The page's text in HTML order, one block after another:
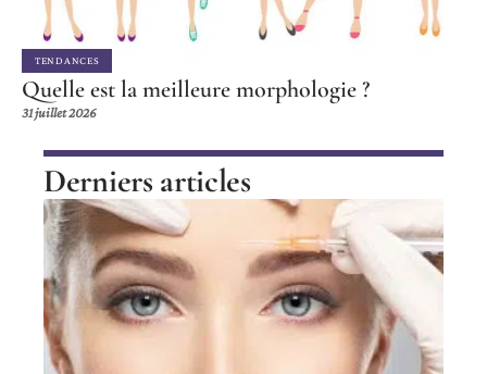
TENDANCES
Quelle est la meilleure morphologie ?
31 juillet 2026
Derniers articles